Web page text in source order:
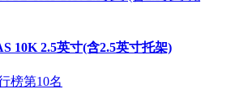
10K 2.5英寸(含2.5英寸托架)
榜第10名